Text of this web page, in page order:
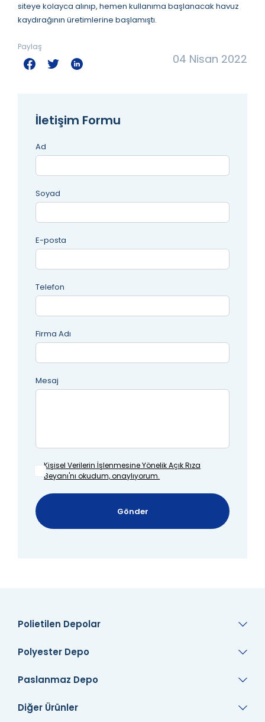
siteye kolayca alınıp, hemen kullanıma başlanacak havuz
kaydırağının üretimlerine başlamıştı.
04 Nisan 2022
Paylaş
İletişim Formu
Ad
Soyad
E-posta
Telefon
Firma Adı
Mesaj
Kişisel Verilerin İşlenmesineYönelik Açık Rıza
Beyanı'nı okudum, onaylıyorum.
Gönder
Polietilen Depolar
Polyester Depo
Paslanmaz Depo
Diğer Ürünler